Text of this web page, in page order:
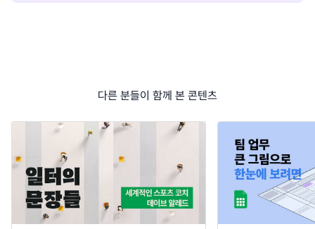
다른 분들이 함께 본 콘텐츠